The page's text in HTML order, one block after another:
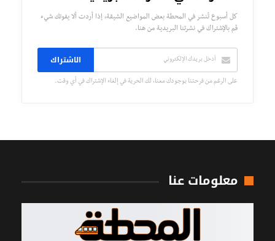
كل أسبوع تُنشر في المحطة بعض المواضيع الشيقة، إذا أردت ألا يفوتك شيء
قم بالإشتراك في نشرتنا البريدية من هنا.
الاشتراك
على الرغم من فرحتنا بوجودك معنا، لك الحرية في إلغاء الإشتراك في أي وقت.
معلومات عنا